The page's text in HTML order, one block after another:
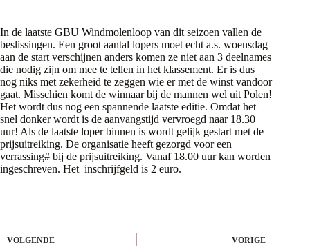
In de laatste GBU Windmolenloop van dit seizoen vallen de
beslissingen. Een groot aantal lopers moet echt a.s. woensdag
aan de start verschijnen anders komen ze niet aan 3 deelnames
die nodig zijn om mee te tellen in het klassement. Er is dus
nog niks met zekerheid te zeggen wie er met de winst vandoor
gaat. Misschien komt de winnaar bij de mannen wel uit Polen!
Het wordt dus nog een spannende laatste editie. Omdat het
snel donker wordt is de aanvangstijd vervroegd naar 18.30
uur! Als de laatste loper binnen is wordt gelijk gestart met de
prijsuitreiking. De organisatie heeft gezorgd voor een
verrassing# bij de prijsuitreiking. Vanaf 18.00 uur kan worden
ingeschreven. Het inschrijfgeld is 2 euro.
VORIGE
VOLGENDE